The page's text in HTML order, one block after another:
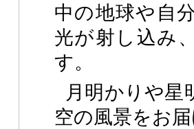
中の地球や自
光が射し込み
す。
月明かりや星
空の風景をお届